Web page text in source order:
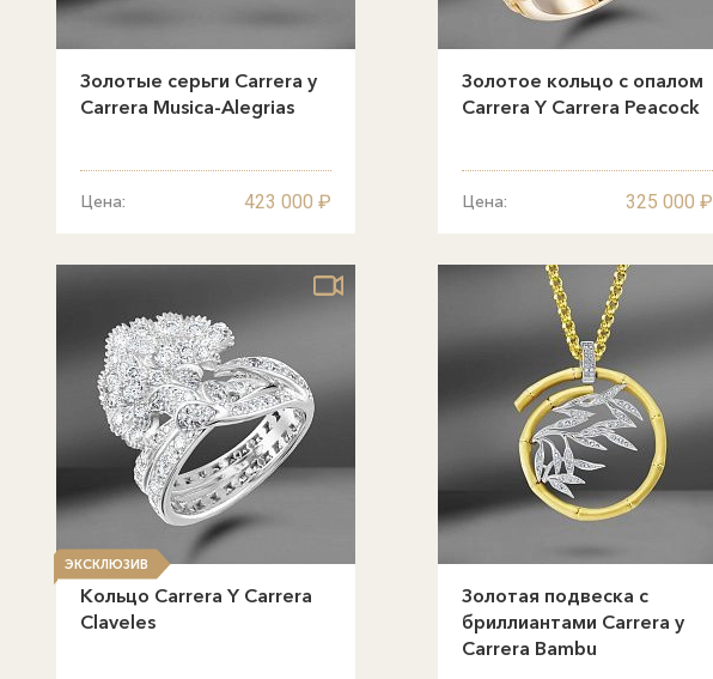
Золотые серьги Carrera y
Carrera Musica-Alegrias
Цена: 423 000 ₽
Золотое кольцо с опалом
Carrera Y Carrera Peacock
Цена: 325 000 ₽
ЭКСКЛЮЗИВ
Кольцо Carrera Y Carrera
Claveles
Золотая подвеска с
бриллиантами Carrera y
Carrera Bambu